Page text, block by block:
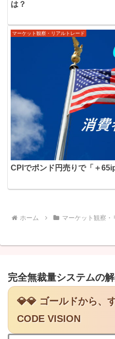
は？
マーケット観察・リアルトレード
CPIでポンド円売りで「＋
ホーム マーケット観察・
完全無裁量システムの解
💎💎 ゴールドから、
CODE VISION